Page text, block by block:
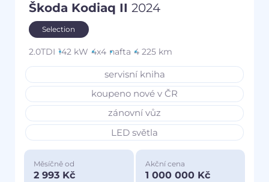
Škoda Kodiaq II 2024
Selection
2.0TDI 142 kW 4x4 nafta 4 225 km
servisní kniha
koupeno nové v ČR
zánovní vůz
LED světla
Měsíčně od
2 993 Kč
Akční cena
1 000 000 Kč